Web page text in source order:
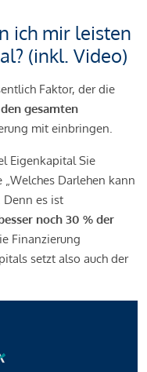
ich mir leisten
(inkl. Video)
Faktor, der die
den gesamten
mit einbringen.
Eigenkapital Sie
Darlehen kann
Denn es ist
noch 30 % der
Finanzierung
setzt also auch der